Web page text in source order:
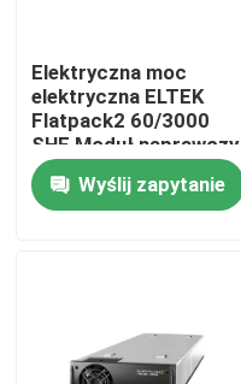
Łączność
Elektryczna moc
elektryczna ELTEK
Flatpack2 60/3000
SHE Moduł naprawczy
241119.706
Wyślij zapytanie